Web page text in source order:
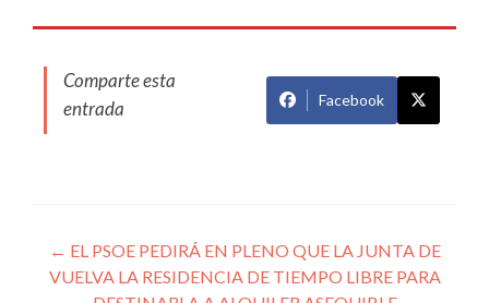
Comparte esta
entrada
Facebook
Navegación
de
← EL PSOE PEDIRÁ EN PLENO QUE LA JUNTA DE
VUELVA LA RESIDENCIA DE TIEMPO LIBRE PARA